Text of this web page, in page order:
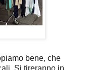
bene, che